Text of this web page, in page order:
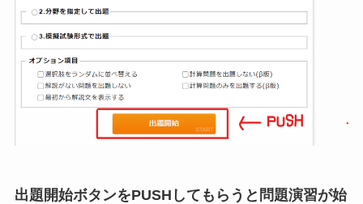
出題開始ボタンをPUSHしてもらうと問題演習が始